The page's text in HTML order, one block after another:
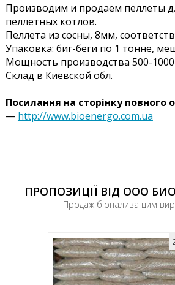
Производим и продаем пеллеты
пеллетных котлов.
Пеллета из сосны, 8мм,
Упаковка: биг-беги по 1 тонне,
Мощность производства 500-
Склад в Киевской обл.
Посилання на сторінку повного
— http://www.bioenergo.com.ua
ПРОПОЗИЦІЇ ВІД ООО
Продаж біопалива цим